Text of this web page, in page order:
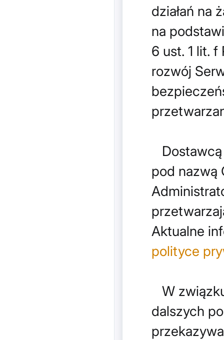
działań na
na
6 ust. 1 lit. f
rozwój
Dostawcą
pod nazwą
Aktualne
polityce
W
dalszych